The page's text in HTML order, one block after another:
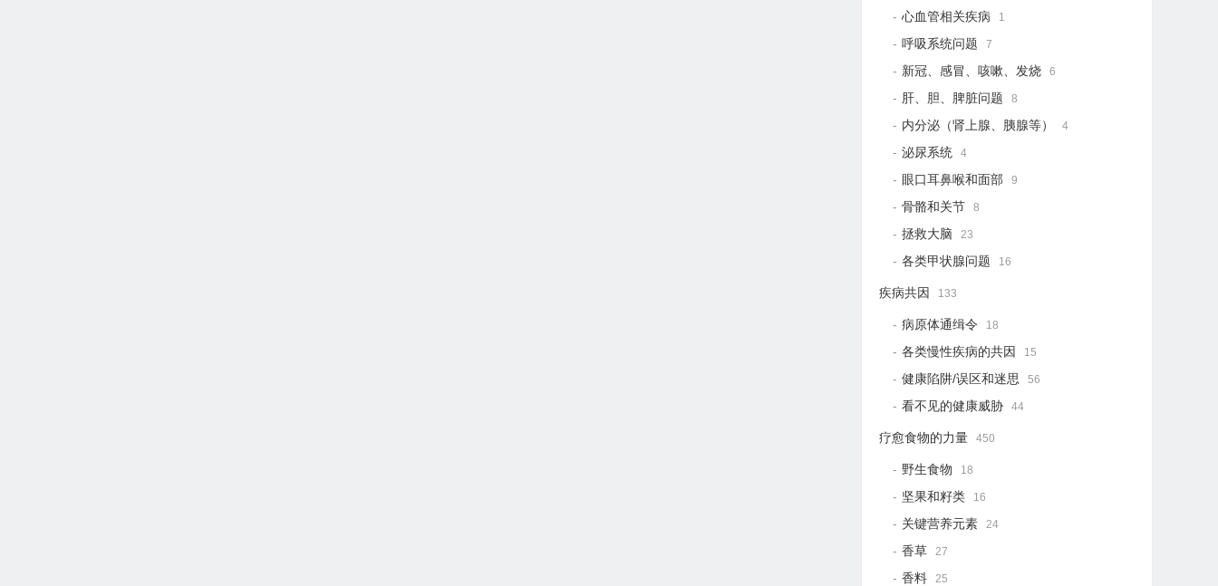
心血管相关疾病 1
呼吸系统问题 7
新冠、感冒、咳嗽、发烧 6
肝、胆、脾脏问题 8
内分泌（肾上腺、胰腺等） 4
泌尿系统 4
眼口耳鼻喉和面部 9
骨骼和关节 8
拯救大脑 23
各类甲状腺问题 16
疾病共因 133
病原体通缉令 18
各类慢性疾病的共因 15
健康陷阱/误区和迷思 56
看不见的健康威胁 44
疗愈食物的力量 450
野生食物 18
坚果和籽类 16
关键营养元素 24
香草 27
香料 25